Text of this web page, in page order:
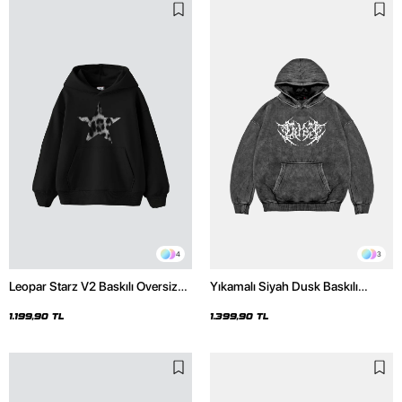
4
Leopar Starz V2 Baskılı Oversize
1.199,90 TL
3
Yıkamalı Siyah Dusk Baskılı
1.399,90 TL